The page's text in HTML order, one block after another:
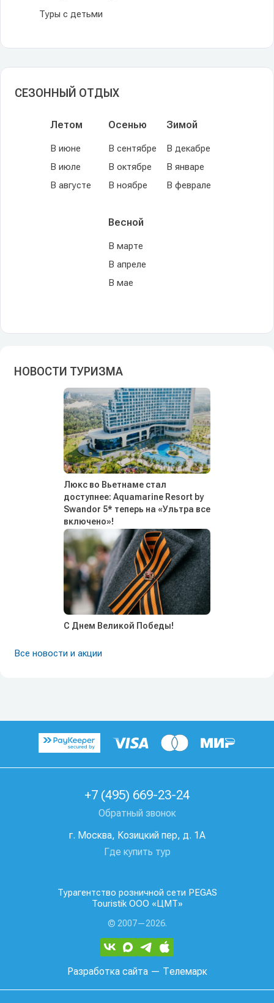
Туры с детьми
СЕЗОННЫЙ ОТДЫХ
Летом
В июне
В июле
В августе
Осенью
В сентябре
В октябре
В ноябре
Зимой
В декабре
В январе
В феврале
Весной
В марте
В апреле
В мае
НОВОСТИ ТУРИЗМА
Люкс во Вьетнаме стал
доступнее: Aquamarine Resort by
Swandor 5* теперь на «Ультра все
включено»!
С Днем Великой Победы!
Все новости и акции
Турагентство розничной сети PEGAS
Touristik ООО «ЦМТ»
© 2007—2026.
+7 (495) 669-23-24
Обратный звонок
г. Москва, Козицкий пер, д. 1А
Где купить тур
Разработка сайта— Телемарк